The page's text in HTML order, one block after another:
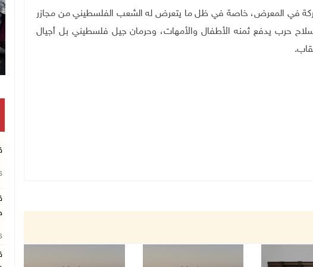
في المعرض، خاصة في ظل ما يتعرض له الشعب الفلسطيني من مجازر
حرب يدفع ثمنه الأطفال والأمهات، وحرمان جيل فلسطيني بل أجيال
.